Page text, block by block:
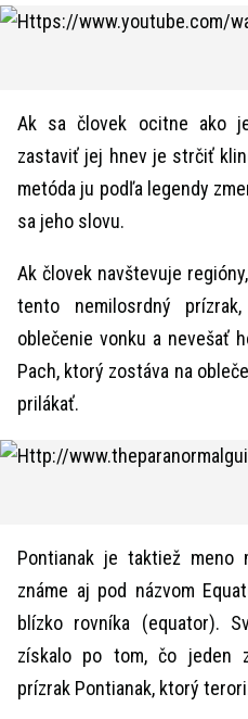
Ak sa človek ocitne ako
zastaviť jej hnev je strčiť
metóda ju podľa legendy
sa jeho slovu.
Ak človek navštevuje
tento nemilosrdný
oblečenie vonku a nevešať
Pach, ktorý zostáva na
prilákať.
Pontianak je taktiež meno
známe aj pod názvom
blízko rovníka (equator).
získalo po tom, čo jeden
prízrak Pontianak, ktorý